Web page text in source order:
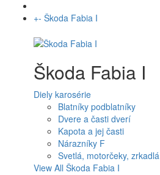
+- Škoda Fabia I
Škoda Fabia I
Diely karosérie
Blatníky podblatníky
Dvere a časti dverí
Kapota a jej časti
Nárazníky F
Svetlá, motorčeky, zrkadlá
View All Škoda Fabia I